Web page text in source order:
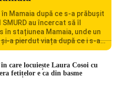
Mamaia după ce s-a prăbușit
au încercat să îl
stațiunea Mamaia, unde un
a pierdut viața după ce i s-a
[…]
care locuiește Laura Cosoi cu
fetițelor e ca din basme